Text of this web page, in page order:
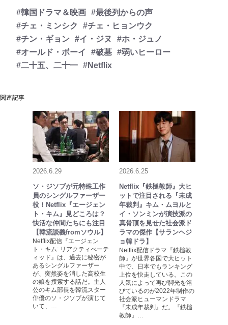
#韓国ドラマ＆映画 #最後列からの声
#チェ・ミンシク
#チェ・ヒョンウク
#チン・ギョン #イ・ジヌ
#ホ・ジュノ
#オールド・ボーイ
#破墓 #弱いヒーロー
#二十五、二十一 #Netflix
関連記事
2026.6.29
ソ・ジソブが元特殊工作
員のシングルファーザー
役！Netflix『エージェン
ト・キム』見どころは？
快活な仲間たちにも注目
【韓流談義fromソウル】
Netflix配信『エージェン
ト・キム: リアクティべーテ
ィッド』は、過去に秘密が
あるシングルファーザー
が、突然姿を消した高校生
の娘を捜索する話だ。主人
公のキム部長を韓流スター
俳優のソ・ジソブが演じて
いて、…
2026.6.25
Netflix『鉄槌教師』大ヒ
ットで注目される『未成
年裁判』キム・ムヨルと
イ・ソンミンが演技派の
真骨頂を見せた社会派ド
ラマの傑作【サランヘジ
ョ韓ドラ】
Netflix配信ドラマ『鉄槌教
師』が世界各国で大ヒット
中で、日本でもランキング
上位を快走している。この
人気によって再び脚光を浴
びているのが2022年制作の
社会派ヒューマンドラマ
『未成年裁判』だ。『鉄槌
教師』…